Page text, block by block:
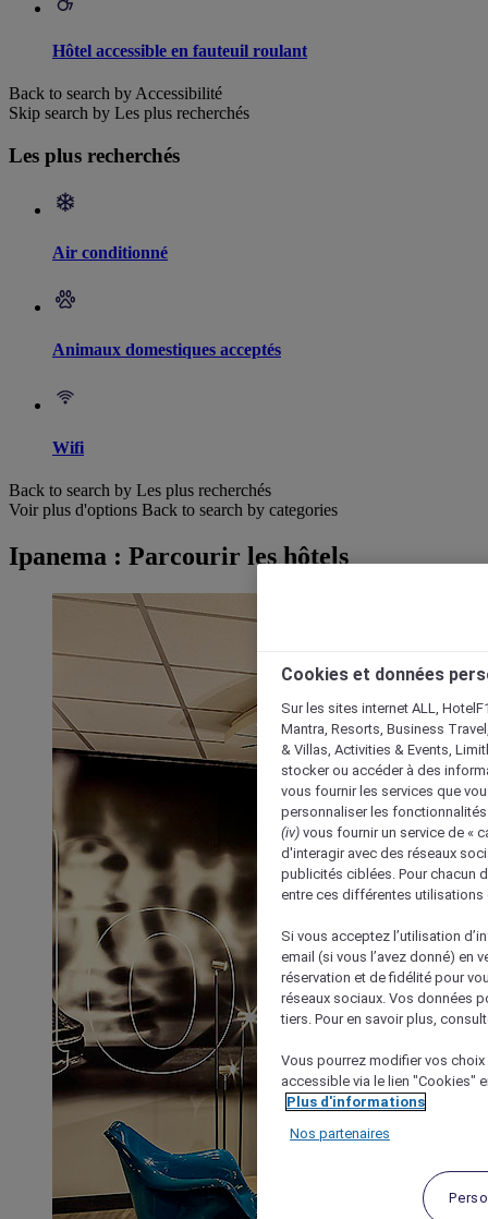
Hôtel accessible en fauteuil roulant
Back to search by Accessibilité
Skip search by Les plus recherchés
Les plus recherchés
Air conditionné
Animaux domestiques acceptés
Wifi
Back to search by Les plus recherchés
Voir plus d'options Back to search by categories
Ipanema : Parcourir les hôtels
Cookies et données
Sur les sites internet ALL,
Mantra, Resorts, Business
& Villas, Activities & Events,
stocker ou accéder à des
vous fournir les services que
personnaliser les
(iv) vous fournir un service de «
d'interagir avec des réseaux
publicités ciblées. Pour chacun
entre ces différentes utilisations
Si vous acceptez l’utilisation
email (si vous l’avez donné) en
réservation et de fidélité pour
réseaux sociaux. Vos données
tiers. Pour en savoir plus,
Vous pourrez modifier vos
accessible via le lien "Cookies"
Plus d'informations
Nos partenaires